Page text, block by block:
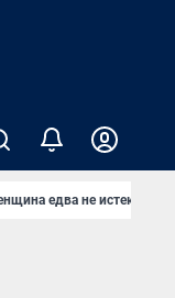
едва не истекла